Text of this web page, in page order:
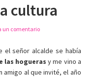
cultura
un comentario
el señor alcalde se había
las hogueras y me vino a
amigo al que invité, el año